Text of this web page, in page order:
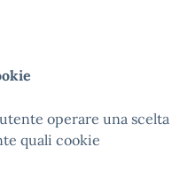
operare una scelta
quali cookie